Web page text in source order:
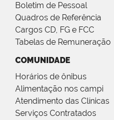
Boletim de Pessoal
Quadros de Referência
Cargos CD, FG e FCC
Tabelas de Remuneração
COMUNIDADE
Horários de ônibus
Alimentação nos campi
Atendimento das Clínicas
Serviços Contratados